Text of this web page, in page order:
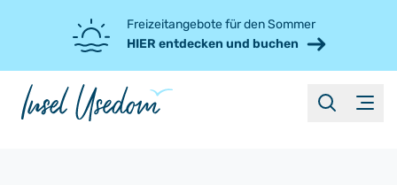
Freizeitangebote für den Sommer
HIER entdecken und buchen
Menü
suchen